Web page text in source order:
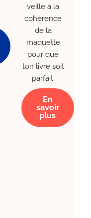
veille à la
cohérence
de la
maquette
pour que
ton livre soit
parfait.
En
savoir
plus